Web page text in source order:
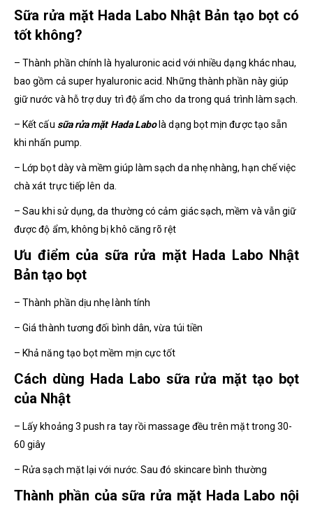
Sữa rửa mặt Hada Labo Nhật Bản tạo bọt có
tốt không?
– Thành phần chính là hyaluronic acid với nhiều dạng khác nhau,
bao gồm cả super hyaluronic acid. Những thành phần này giúp
giữ nước và hỗ trợ duy trì độ ẩm cho da trong quá trình làm sạch.
– Kết cấu sữa rửa mặt Hada Labo là dạng bọt mịn được tạo sẵn
khi nhấn pump.
– Lớp bọt dày và mềm giúp làm sạch da nhẹ nhàng, hạn chế việc
chà xát trực tiếp lên da.
– Sau khi sử dụng, da thường có cảm giác sạch, mềm và vẫn giữ
được độ ẩm, không bị khô căng rõ rệt
Ưu điểm của sữa rửa mặt Hada Labo Nhật
Bản tạo bọt
– Thành phần dịu nhẹ lành tính
– Giá thành tương đối bình dân, vừa túi tiền
– Khả năng tạo bọt mềm mịn cực tốt
Cách dùng Hada Labo sữa rửa mặt tạo bọt
của Nhật
– Lấy khoảng 3 push ra tay rồi massage đều trên mặt trong 30-
60 giây
– Rửa sạch mặt lại với nước. Sau đó skincare bình thường
Thành phần của sữa rửa mặt Hada Labo nội